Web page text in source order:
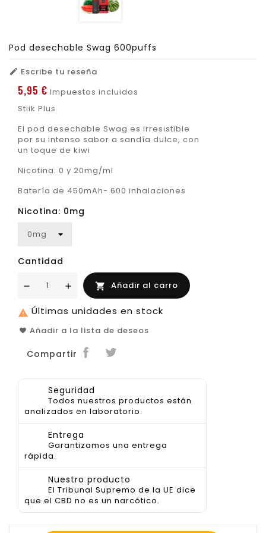
Pod desechable Swag 600puffs
 Escribe tu reseña
5,95 € Impuestos incluidos
Stiik Plus
El pod desechable Swag es irresistible
por su intenso sabor a sandía dulce, con
un toque de kiwi
Nicotina: 0 y 20mg/ml
Batería de 450mAh- 600 inhalaciones
Nicotina: 0mg
Cantidad
 Añadir al carro
 Últimas unidades en stock
Añadir a la lista de deseos
Compartir
Seguridad
Todos nuestros productos están
analizados en laboratorio.
Entrega
Garantizamos una entrega
rápida.
Nuestro producto
El Tribunal Supremo de la UE dice
que el CBD no es un narcótico.